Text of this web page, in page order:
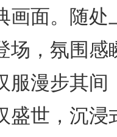
画面。随处
场，氛围感
服漫步其间
盛世，沉浸